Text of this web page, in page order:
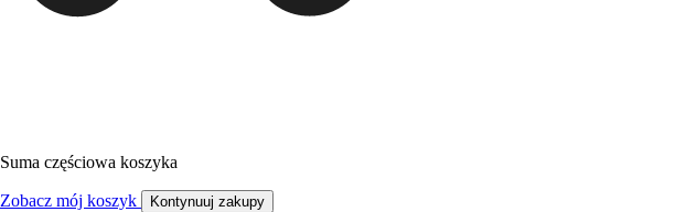
Suma częściowa koszyka
Zobacz mój koszyk Kontynuuj zakupy